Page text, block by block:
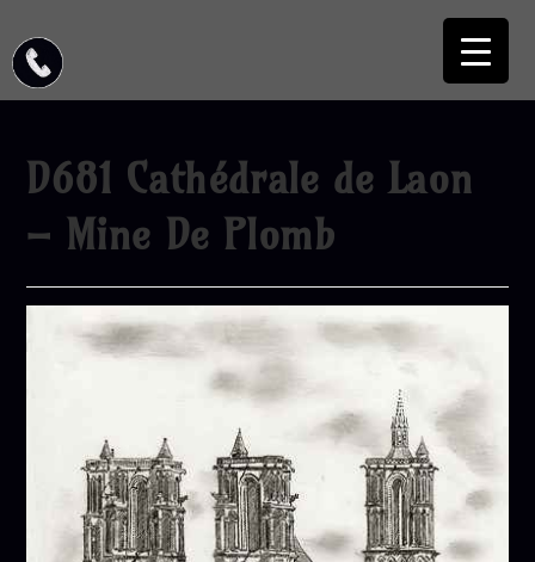
D681 Cathédrale de Laon
– Mine De Plomb